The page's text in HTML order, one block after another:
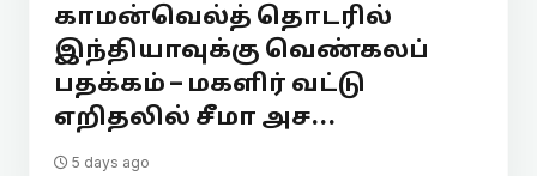
காமன்வெல்த் தொடரில்
இந்தியாவுக்கு வெண்கலப்
பதக்கம் – மகளிர் வட்டு
எறிதலில் சீமா அச...
5 days ago